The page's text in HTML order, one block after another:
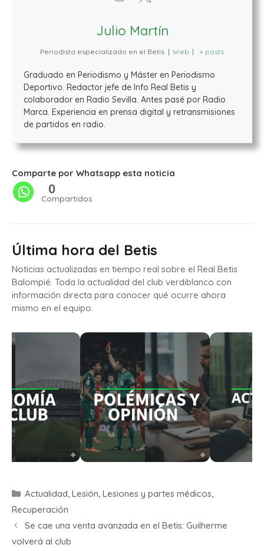
Julio Martín
Periodista especializado en el Betis | Web | + posts
Graduado en Periodismo y Máster en Periodismo
Deportivo. Redactor jefe de Info Real Betis y
colaborador en Radio Sevilla. Antes pasé por Radio
Marca. Experiencia en prensa digital y retransmisiones
de partidos en radio.
Comparte por Whatsapp esta noticia
0
Compartidos
Última hora del Betis
Noticias actualizadas en tiempo real sobre el Real Betis
Balompié. Toda la actualidad del club verdiblanco con
información directa para conocer qué ocurre ahora
mismo en el equipo.
Actualidad, Lesión, Lesiones y partes médicos,
Recuperación
Se cae una venta avanzada en el Betis: Guilherme
volverá al club